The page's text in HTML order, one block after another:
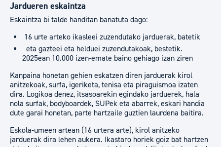
Jardueren eskaintza
Eskaintza bi talde handitan banatuta dago:
16 urte arteko ikasleei zuzendutako jarduerak, batetik
eta gazteei eta helduei zuzendutakoak, bestetik.
2025ean 10.000 izen-emate baino gehiago izan ziren
Kanpaina honetan gehien eskatzen diren jarduerak kirol
anitzekoak, surfa, igeriketa, tenisa eta piraguismoa izaten
dira. Logikoa denez, itsasoarekin egindako jarduerek, hala
nola surfak, bodyboardek, SUPek eta abarrek, eskari handia
dute garai honetan, parte hartzaile guztien laurdena baitira.
Eskola-umeen artean (16 urtera arte), kirol anitzeko
jarduerak dira lehen aukera. Ikastaro horiek goiz bat hartzen